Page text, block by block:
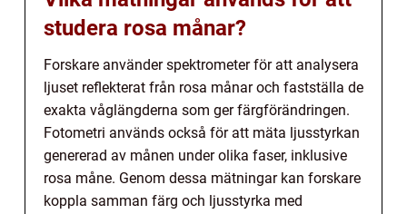
studera rosa månar?
Forskare använder spektrometer för att analysera
ljuset reflekterat från rosa månar och fastställa de
exakta våglängderna som ger färgförändringen.
Fotometri används också för att mäta ljusstyrkan
genererad av månen under olika faser, inklusive
rosa måne. Genom dessa mätningar kan forskare
koppla samman färg och ljusstyrka med